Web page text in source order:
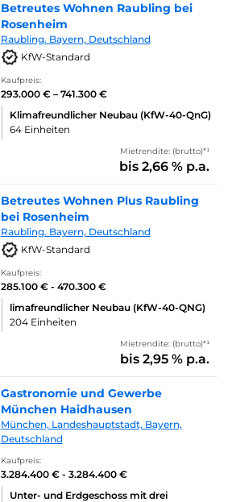
Betreutes Wohnen Raubling bei
Rosenheim
Raubling. Bayern, Deutschland
KfW-Standard
Kaufpreis:
293.000 € – 741.300 €
Klimafreundlicher Neubau (KfW-40-QnG)
64 Einheiten
Mietrendite: (brutto)*¹
bis 2,66 % p.a.
Betreutes Wohnen Plus Raubling
bei Rosenheim
Raubling. Bayern, Deutschland
KfW-Standard
Kaufpreis:
285.100 € - 470.300 €
limafreundlicher Neubau (KfW-40-QNG)
204 Einheiten
Mietrendite: (brutto)*¹
bis 2,95 % p.a.
Gastronomie und Gewerbe
München Haidhausen
München, Landeshauptstadt, Bayern,
Deutschland
Kaufpreis:
3.284.400 € - 3.284.400 €
Unter- und Erdgeschoss mit drei